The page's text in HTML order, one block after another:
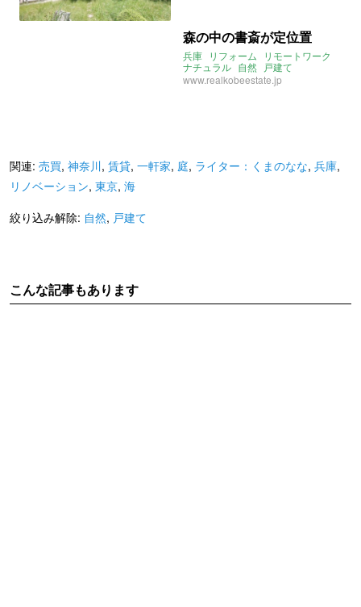
森の中の書斎が定位置
兵庫 リフォーム
リモートワーク
ナチュラル 自然 戸建て
www.realkobeestate.jp
関連: 売買, 神奈川, 賃貸, 一軒家, 庭, ライター：くまのなな, 兵庫,
リノベーション, 東京, 海
絞り込み解除: 自然, 戸建て
こんな記事もあります